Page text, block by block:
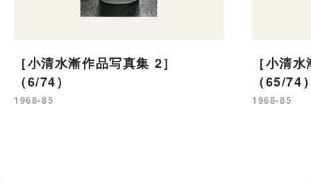
［小清水漸作品写真集 2］
（6/74）
1968-85
［小清
（65/74
1968-85